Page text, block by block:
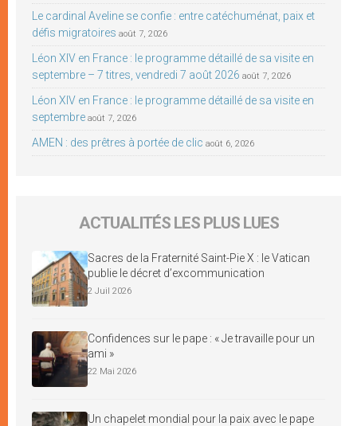
Le cardinal Aveline se confie : entre catéchuménat, paix et
défis migratoires août 7, 2026
Léon XIV en France : le programme détaillé de sa visite en
septembre – 7 titres, vendredi 7 août 2026 août 7, 2026
Léon XIV en France : le programme détaillé de sa visite en
septembre août 7, 2026
AMEN : des prêtres à portée de clic août 6, 2026
ACTUALITÉS LES PLUS LUES
Sacres de la Fraternité Saint-Pie X : le Vatican
publie le décret d’excommunication
2 Juil 2026
Confidences sur le pape : « Je travaille pour un
ami »
22 Mai 2026
Un chapelet mondial pour la paix avec le pape